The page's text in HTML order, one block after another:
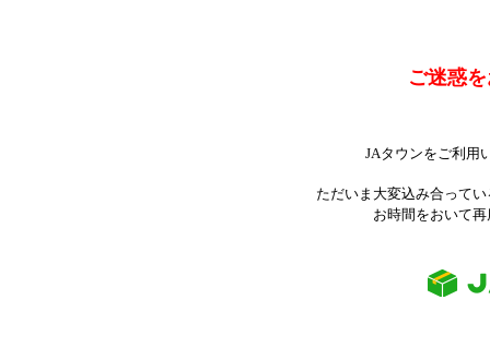
ご迷惑
JAタウンをご利用
ただいま大変込み合って
お時間をおいて